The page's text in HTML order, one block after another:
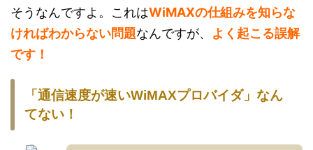
そうなんですよ。これはWiMAXの仕組みを知らな
ければわからない問題なんですが、 よく起こる誤解
です！
「通信速度が速いWiMAXプロバイダ」なん
てない！